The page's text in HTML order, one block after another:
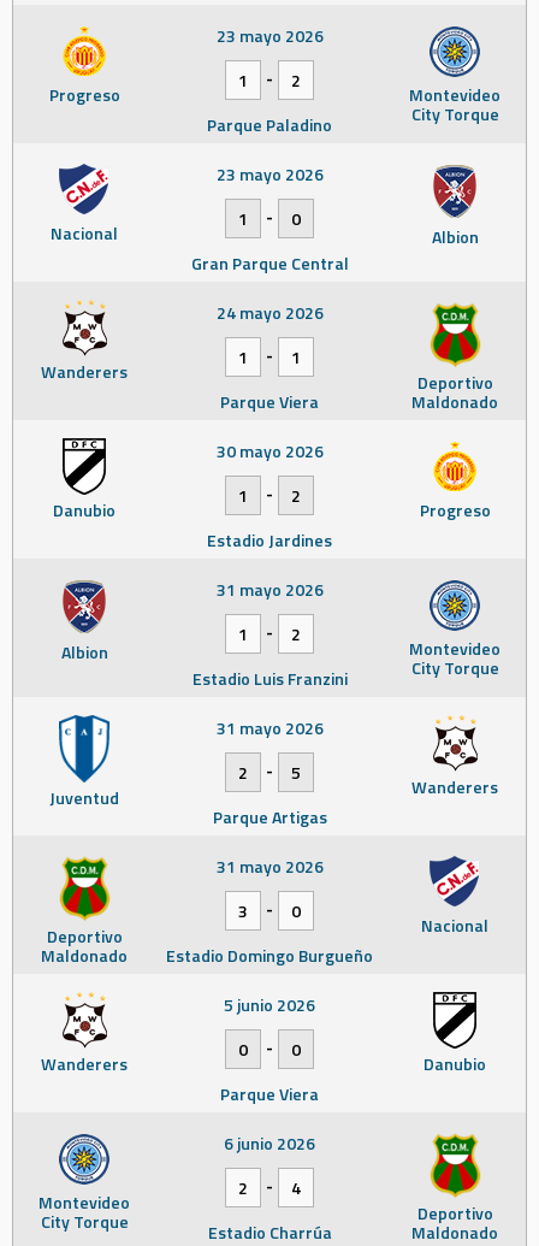
Progreso Montevideo
City Torque
23 mayo 2026
1
-
2
Parque Paladino
Nacional Albion
23 mayo 2026
1
-
0
Gran Parque Central
Wanderers Deportivo
Maldonado
24 mayo 2026
1
-
1
Parque Viera
Danubio Progreso
30 mayo 2026
1
-
2
Estadio Jardines
Albion Montevideo
City Torque
31 mayo 2026
1
-
2
Estadio Luis Franzini
Juventud Wanderers
31 mayo 2026
2
-
5
Parque Artigas
Deportivo
Maldonado
Nacional
31 mayo 2026
3
-
0
Estadio Domingo Burgueño
Wanderers Danubio
5 junio 2026
0
-
0
Parque Viera
Montevideo
City Torque Deportivo
Maldonado
6 junio 2026
2
-
4
Estadio Charrúa